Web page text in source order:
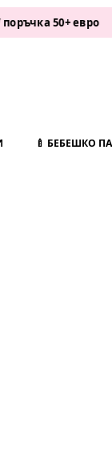
50+ евро •
🍼 БЕБЕШКО